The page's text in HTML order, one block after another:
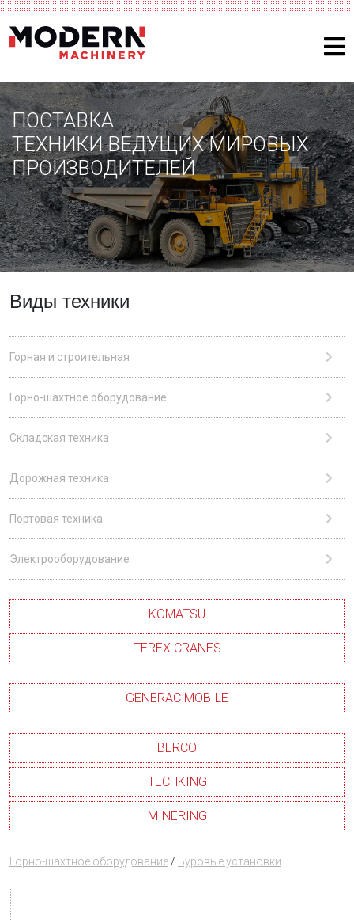
ПОСТАВКА
ТЕХНИКИ ВЕДУЩИХ МИРОВЫХ
ПРОИЗВОДИТЕЛЕЙ
Виды техники
Горная и строительная
Горно-шахтное оборудование
Складская техника
Дорожная техника
Портовая техника
Электрооборудование
KOMATSU
TEREX CRANES
GENERAC MOBILE
BERCO
TECHKING
MINERING
Горно-шахтное оборудование / Буровые установки